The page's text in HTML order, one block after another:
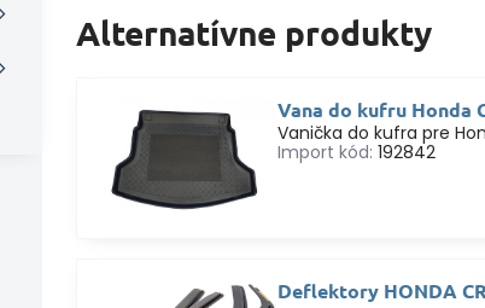
Alternatívne produkty
Vana do kufru Honda
Vanička do kufra pre
Import kód: 192842
Deflektory HONDA